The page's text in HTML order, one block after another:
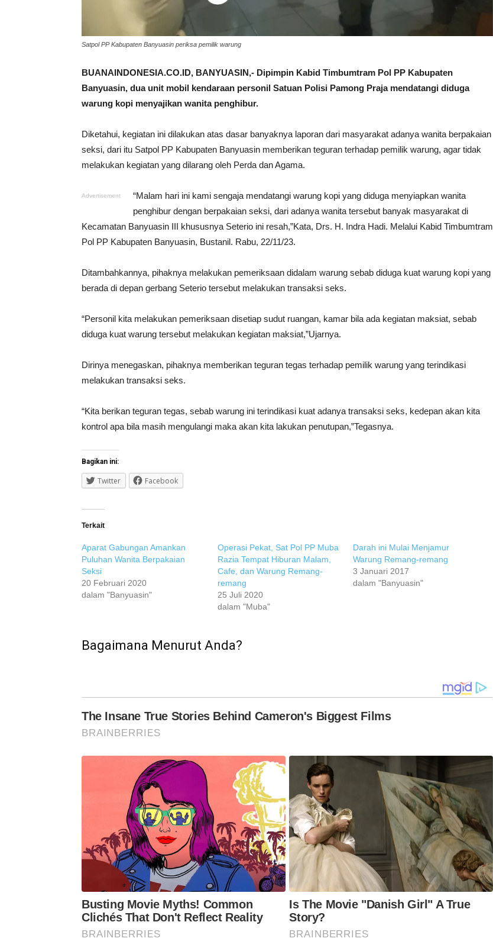
Satpol PP Kabupaten Banyuasin periksa pemilik warung
BUANAINDONESIA.CO.ID, BANYUASIN,- Dipimpin Kabid Timbumtram Pol PP Kabupaten
Banyuasin, dua unit mobil kendaraan personil Satuan Polisi Pamong Praja mendatangi diduga
warung kopi menyajikan wanita penghibur.
Diketahui, kegiatan ini dilakukan atas dasar banyaknya laporan dari masyarakat adanya wanita berpakaian
seksi, dari itu Satpol PP Kabupaten Banyuasin memberikan teguran terhadap pemilik warung, agar tidak
melakukan kegiatan yang dilarang oleh Perda dan Agama.
Advertisement
“Malam hari ini kami sengaja mendatangi warung kopi yang diduga menyiapkan wanita
penghibur dengan berpakaian seksi, dari adanya wanita tersebut banyak masyarakat di
Kecamatan Banyuasin III khususnya Seterio ini resah,”Kata, Drs. H. Indra Hadi. Melalui Kabid Timbumtram
Pol PP Kabupaten Banyuasin, Bustanil. Rabu, 22/11/23.
Ditambahkannya, pihaknya melakukan pemeriksaan didalam warung sebab diduga kuat warung kopi yang
berada di depan gerbang Seterio tersebut melakukan transaksi seks.
“Personil kita melakukan pemeriksaan disetiap sudut ruangan, kamar bila ada kegiatan maksiat, sebab
diduga kuat warung tersebut melakukan kegiatan maksiat,”Ujarnya.
Dirinya menegaskan, pihaknya memberikan teguran tegas terhadap pemilik warung yang terindikasi
melakukan transaksi seks.
“Kita berikan teguran tegas, sebab warung ini terindikasi kuat adanya transaksi seks, kedepan akan kita
kontrol apa bila masih mengulangi maka akan kita lakukan penutupan,”Tegasnya.
Bagikan ini:
Twitter Facebook
Terkait
Aparat Gabungan Amankan
Puluhan Wanita Berpakaian
Seksi
20 Februari 2020
dalam "Banyuasin"
Operasi Pekat, Sat Pol PP Muba
Razia Tempat Hiburan Malam,
Cafe, dan Warung Remang-
remang
25 Juli 2020
dalam "Muba"
Darah ini Mulai Menjamur
Warung Remang-remang
3 Januari 2017
dalam "Banyuasin"
Bagaimana Menurut Anda?